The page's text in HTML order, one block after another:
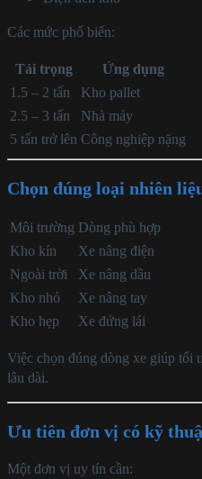
Các mức phổ biến:
Tải trọng
Ứng dụng
1.5 – 2 tấn
Kho pallet
2.5 – 3 tấn
Nhà máy
5 tấn trở lên Công nghiệp nặng
Chọn đúng loại nhiên
Môi trường Dòng phù hợp
Kho kín
Xe nâng điện
Ngoài trời
Xe nâng dầu
Kho nhỏ
Xe nâng tay
Kho hẹp
Xe đứng lái
Việc chọn đúng dòng xe giúp tối
lâu dài.
Ưu tiên đơn vị có kỹ
Một đơn vị uy tín cần: